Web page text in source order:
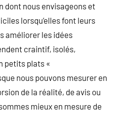
dont nous envisageons et
lorsqu’elles font leurs
améliorer les idées
craintif, isolés,
petits plats «
nous pouvons mesurer en
de la réalité, de avis ou
mieux en mesure de